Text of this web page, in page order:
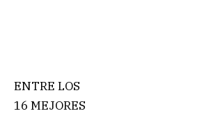
ENTRE LOS
16 MEJORES